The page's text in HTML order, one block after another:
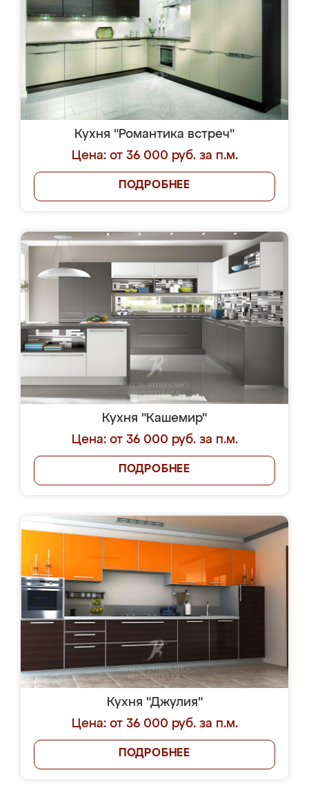
Кухня "Романтика встреч"
Цена: от 36 000 руб. за п.м.
ПОДРОБНЕЕ
Кухня "Кашемир"
Цена: от 36 000 руб. за п.м.
ПОДРОБНЕЕ
Кухня "Джулия"
Цена: от 36 000 руб. за п.м.
ПОДРОБНЕЕ